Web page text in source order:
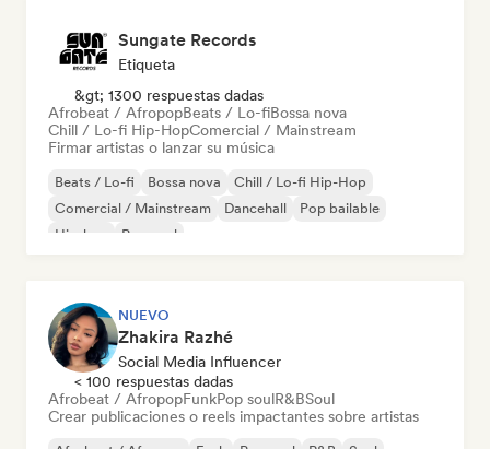
Sungate Records
Etiqueta
&gt; 1300 respuestas dadas
Afrobeat / AfropopBeats / Lo-fiBossa nova
Chill / Lo-fi Hip-HopComercial / Mainstream
Firmar artistas o lanzar su música
Beats / Lo-fi Bossa nova
Chill / Lo-fi Hip-Hop
Comercial / Mainstream
Dancehall
Pop bailable
Hip-hop
Pop soul
NUEVO
Zhakira Razhé
Social Media Influencer
< 100 respuestas dadas
Afrobeat / AfropopFunkPop soulR&BSoul
Crear publicaciones o reels impactantes sobre artistas